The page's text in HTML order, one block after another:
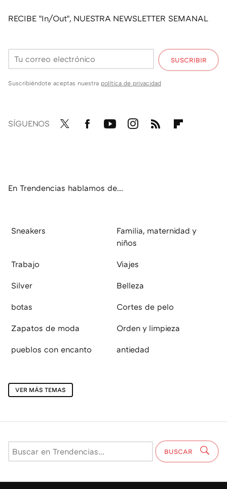
RECIBE "In/Out", NUESTRA NEWSLETTER SEMANAL
SUSCRIBIR
Suscribiéndote aceptas nuestra política de privacidad
SÍGUENOS
En Trendencias hablamos de...
Sneakers
Familia, maternidad y
niños
Trabajo Viajes
Silver Belleza
botas Cortes de pelo
Zapatos de moda Orden y limpieza
pueblos con encanto antiedad
VER MÁS TEMAS
BUSCAR